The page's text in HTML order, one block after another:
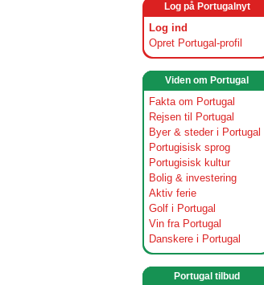
Log på Portugalnyt
Log ind
Opret Portugal-profil
Viden om Portugal
Fakta om Portugal
Rejsen til Portugal
Byer & steder i Portugal
Portugisisk sprog
Portugisisk kultur
Bolig & investering
Aktiv ferie
Golf i Portugal
Vin fra Portugal
Danskere i Portugal
Portugal tilbud